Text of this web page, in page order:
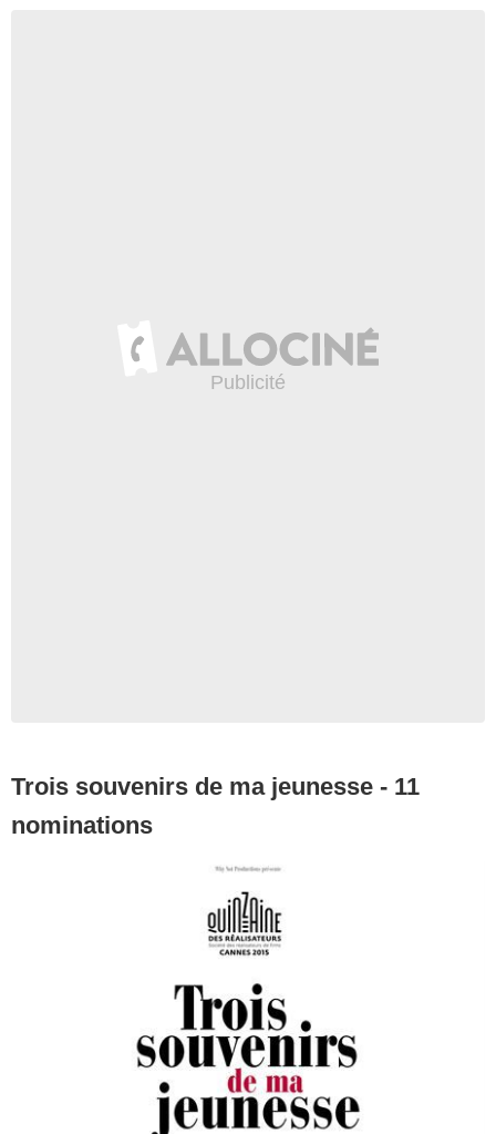
Trois souvenirs de ma jeunesse - 11
nominations